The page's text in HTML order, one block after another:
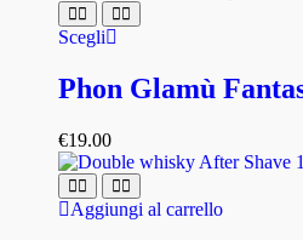
Scegli
Phon Glamù
€19.00
Aggiungi al carrello